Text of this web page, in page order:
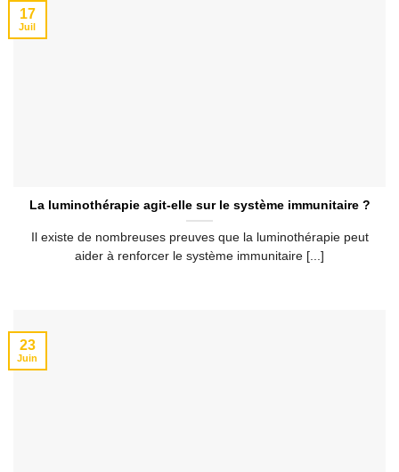
La luminothérapie agit-elle sur le système immunitaire ?
Il existe de nombreuses preuves que la luminothérapie peut
aider à renforcer le système immunitaire [...]
17
Juil
23
Juin